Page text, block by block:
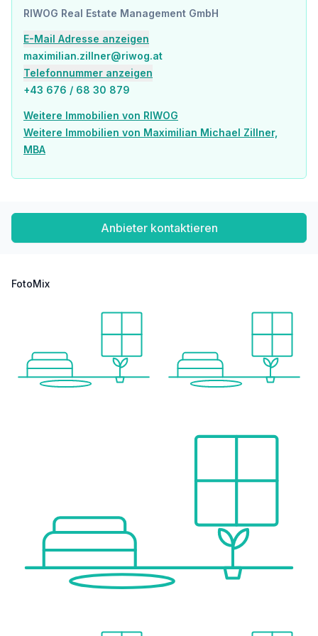
Wohnung
Die Wohnung liegt im 3. Stock und ist über den Aufzug oder das Stiegenhaus zu erreichen.
Aufteilung: Wohnraum, Schlafzimmer, Vorraum (inklusive) Küche, Badezimmer mit WC
Das Badezimmer ist mit einer Dusche, einem Waschbecken sowie einem Handtuchwärmer und einem WC ausgestattet.
Die Küche verfügt aktuell über: Ofen, Herd, Kühlschrank, Spüle, Einbauschränke, Geschirrspüler, Waschmaschinenanschluss
Kostenaufschlüsselung
Lift Betriebskosten = 13,05 Euro zzgl USt
Summe laufende Kosten = 180,40 Euro inkl USt
RIWOG Real Estate Management GmbH
E-Mail Adresse anzeigen
maximilian.zillner@riwog.at
Telefonnummer anzeigen
+43 676 / 68 30 879
Weitere Immobilien von RIWOG
Weitere Immobilien von Maximilian Michael Zillner,
MBA
Anbieter kontaktieren
FotoMix